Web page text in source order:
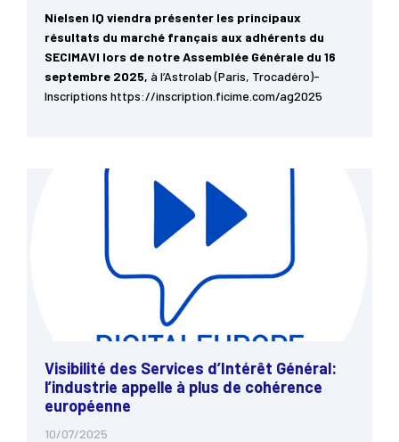
Nielsen IQ viendra présenter les principaux
résultats du marché français aux adhérents du
SECIMAVI lors de notre Assemblée Générale du 16
septembre 2025, à l’Astrolab (Paris, Trocadéro)-
Inscriptions https://inscription.ficime.com/ag2025
Visibilité des Services d’Intérêt Général:
l’industrie appelle à plus de cohérence
européenne
10/07/2025